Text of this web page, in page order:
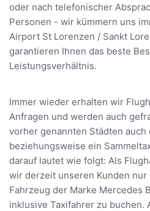
oder nach telefonischer
Personen - wir kümmern uns
Airport St Lorenzen / Sankt
garantieren Ihnen das beste
Leistungsverhältnis.
Immer wieder erhalten wir
Anfragen und werden auch
vorher genannten Städten
beziehungsweise ein
darauf lautet wie folgt: Als
wir derzeit unseren Kunden
Fahrzeug der Marke Mercedes
inklusive Taxifahrer zu buchen.